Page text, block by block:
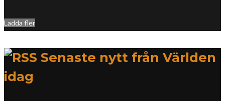
Ladda fler
Senaste nytt från Världen
idag